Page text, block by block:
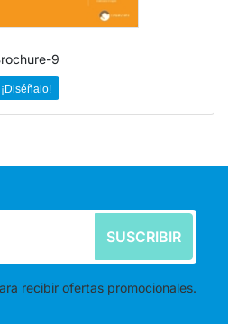
9
¡Diséñalo!
SUSCRIBIR
recibir ofertas promocionales.